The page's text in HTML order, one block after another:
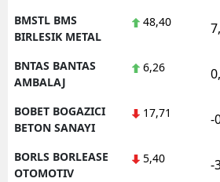
BMSTL BMS
BIRLESIK METAL
48,40
BNTAS BANTAS
AMBALAJ
6,26
BOBET BOGAZICI
BETON SANAYI
17,71 -
BORLS BORLEASE
OTOMOTIV
5,40 -